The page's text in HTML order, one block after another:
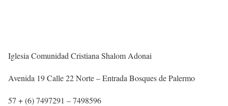
Iglesia Comunidad Cristiana Shalom Adonai
Avenida 19 Calle 22 Norte – Entrada Bosques de Palermo
57 + (6) 7497291 – 7498596